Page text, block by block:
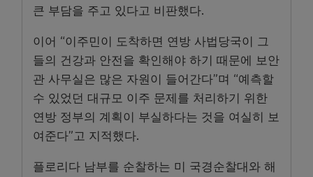
큰 부담을 주고 있다고 비판했다.
이어 “이주민이 도착하면 연방 사법당국이 그
들의 건강과 안전을 확인해야 하기 때문에 보안
관 사무실은 많은 자원이 들어간다”며 “예측할
수 있었던 대규모 이주 문제를 처리하기 위한
연방 정부의 계획이 부실하다는 것을 여실히 보
여준다”고 지적했다.
플로리다 남부를 순찰하는 미 국경순찰대와 해